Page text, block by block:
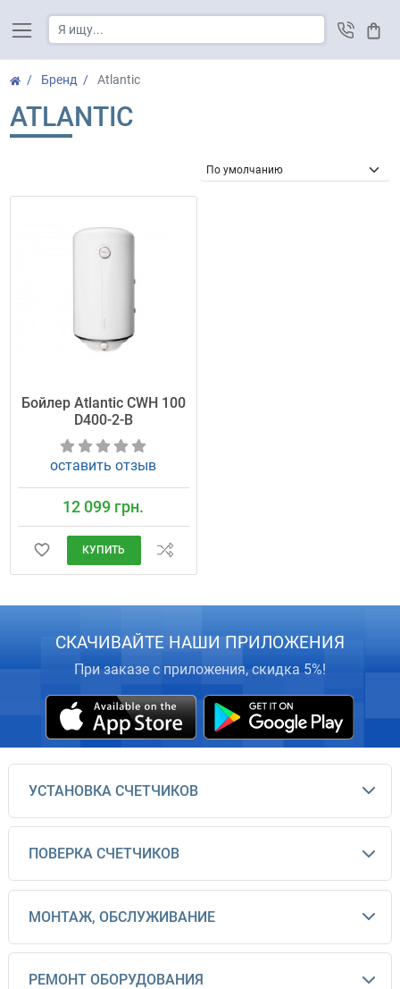
Бренд Atlantic
ATLANTIC
Бойлер Atlantic CWH 100
D400-2-B
оставить отзыв
12 099 грн.
КУПИТЬ
СКАЧИВАЙТЕ НАШИ ПРИЛОЖЕНИЯ
При заказе с приложения, скидка 5%!
УСТАНОВКА СЧЕТЧИКОВ
ПОВЕРКА СЧЕТЧИКОВ
МОНТАЖ, ОБСЛУЖИВАНИЕ
РЕМОНТ ОБОРУДОВАНИЯ